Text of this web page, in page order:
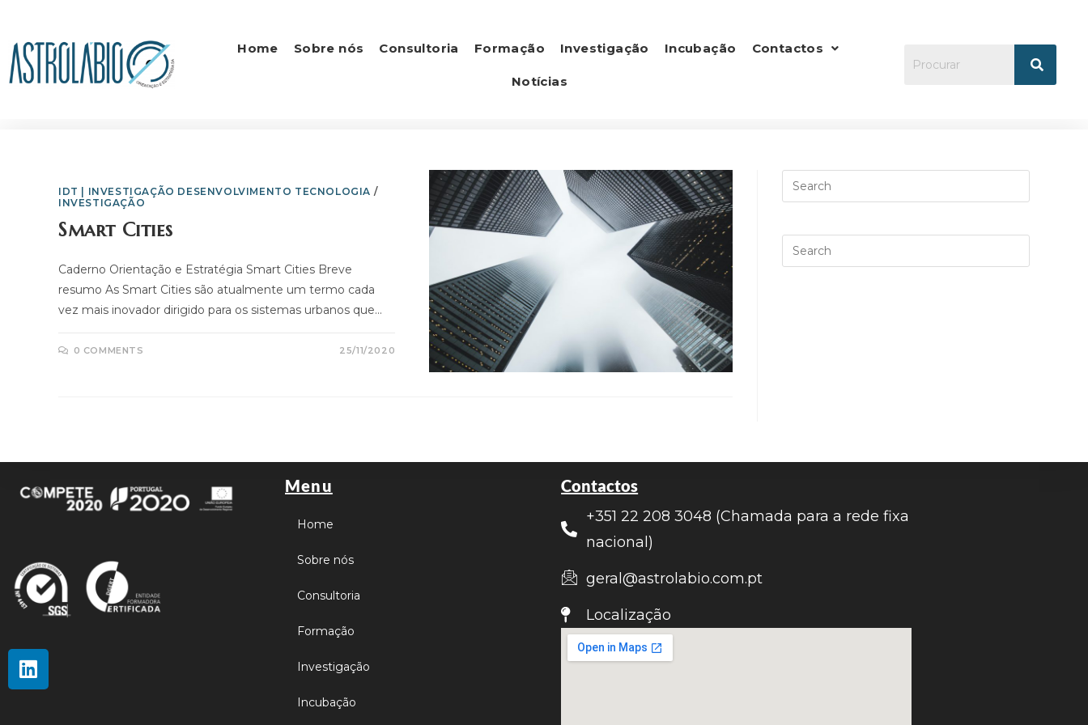
Home Sobre nós Consultoria Formação Investigação Incubação Contactos
Notícias
IDT | INVESTIGAÇÃO DESENVOLVIMENTO TECNOLOGIA /
INVESTIGAÇÃO
Smart Cities
Caderno Orientação e Estratégia Smart Cities Breve
resumo As Smart Cities são atualmente um termo cada
vez mais inovador dirigido para os sistemas urbanos que…
0 COMMENTS 25/11/2020
Menu
Home
Sobre nós
Consultoria
Formação
Investigação
Incubação
Contactos
+351 22 208 3048 (Chamada para a rede fixa
nacional)
geral@astrolabio.com.pt
Localização